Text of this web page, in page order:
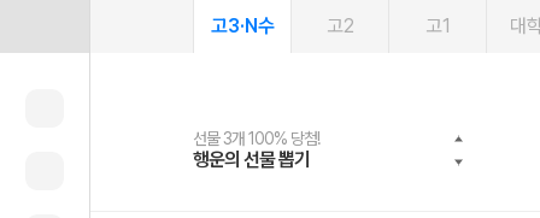
고3·N수 고2 고1 대
선물 3개 100% 당첨!
행운의 선물 뽑기
선물 100% 증정!
메가스터디 X 올리브
여름방학 스터디 캐시백
메가런 썸머스쿨
2027 러셀 단과
강사 공개선발
스마트러닝앱
설문 EVENT
메가패스
3일 무료 체험권
메가패스 수강생 무료혜택!
메가클럽 멤버십
사회공헌 캠페인
희망이룸 메가나눔